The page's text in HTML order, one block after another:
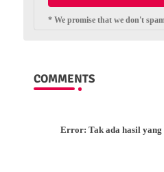
* We promise that we don't
COMMENTS
Error: Tak ada hasil